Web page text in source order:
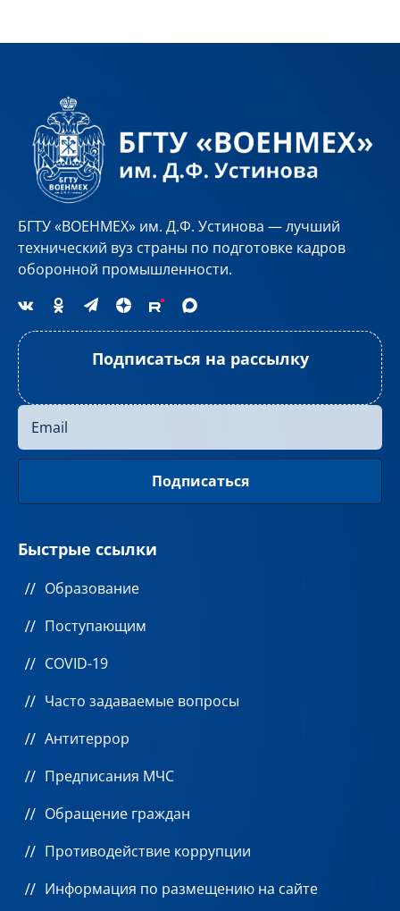
БГТУ «ВОЕНМЕХ» им. Д.Ф. Устинова — лучший
технический вуз страны по подготовке кадров
оборонной промышленности.
Подписаться на рассылку
Быстрые ссылки
Образование
Поступающим
COVID-19
Часто задаваемые вопросы
Антитеррор
Предписания МЧС
Обращение граждан
Противодействие коррупции
Информация по размещению на сайте